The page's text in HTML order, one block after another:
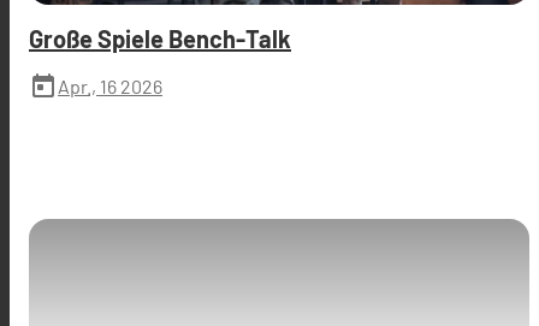
Große Spiele Bench-Talk
today Apr., 16 2026